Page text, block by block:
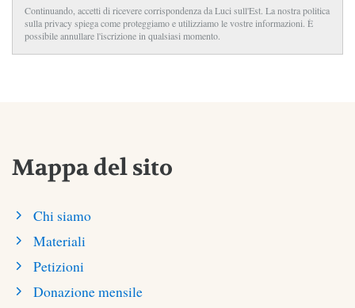
Continuando, accetti di ricevere corrispondenza da Luci sull'Est. La nostra politica
sulla privacy spiega come proteggiamo e utilizziamo le vostre informazioni. È
possibile annullare l'iscrizione in qualsiasi momento.
Mappa del sito
Chi siamo
Materiali
Petizioni
Donazione mensile